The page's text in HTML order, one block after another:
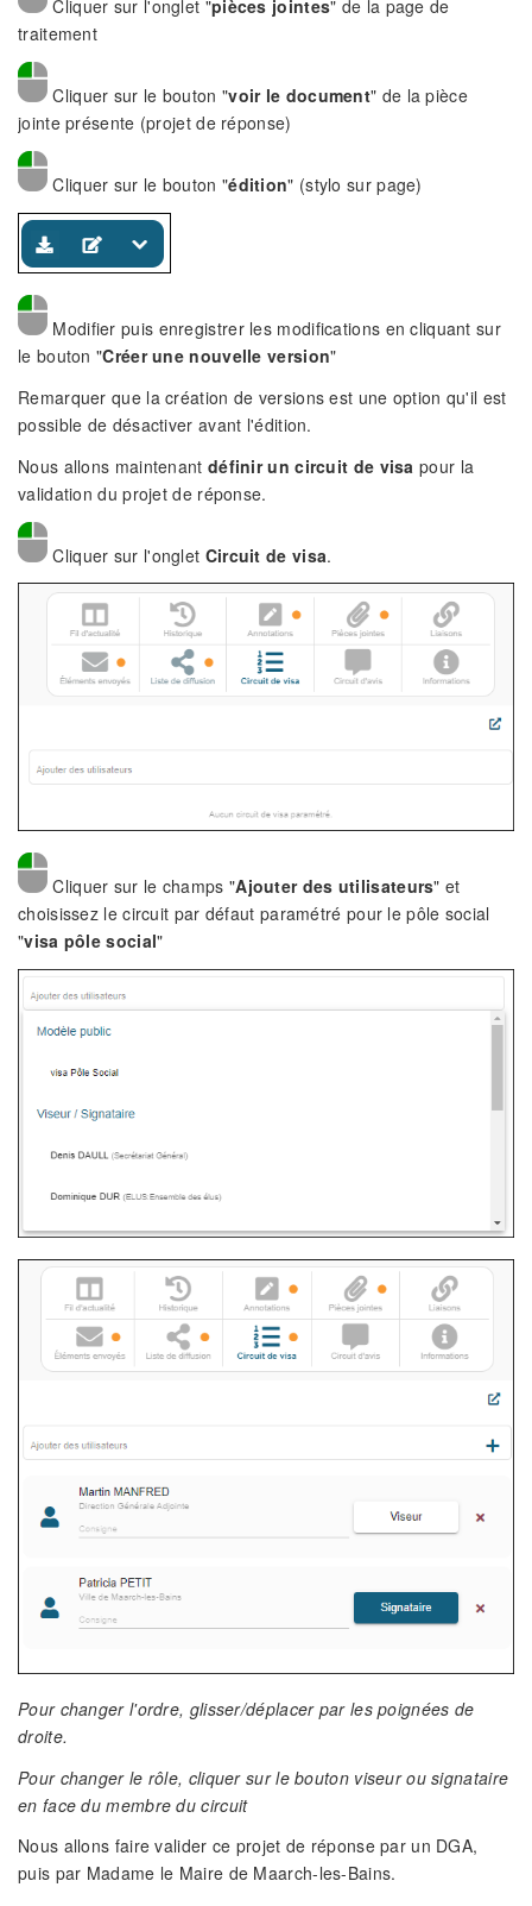
Cliquer sur l'onglet "pièces jointes" de la page de
traitement
Cliquer sur le bouton "voir le document" de la pièce
jointe présente (projet de réponse)
Cliquer sur le bouton "édition" (stylo sur page)
Modifier puis enregistrer les modifications en cliquant sur
le bouton "Créer une nouvelle version"
Remarquer que la création de versions est une option qu'il est
possible de désactiver avant l'édition.
Nous allons maintenant définir un circuit de visa pour la
validation du projet de réponse.
Cliquer sur l'onglet Circuit de visa.
Cliquer sur le champs "Ajouter des utilisateurs" et
choisissez le circuit par défaut paramétré pour le pôle social
"visa pôle social"
Pour changer l'ordre, glisser/déplacer par les poignées de
droite.
Pour changer le rôle, cliquer sur le bouton viseur ou signataire
en face du membre du circuit
Nous allons faire valider ce projet de réponse par un DGA,
puis par Madame le Maire de Maarch-les-Bains.